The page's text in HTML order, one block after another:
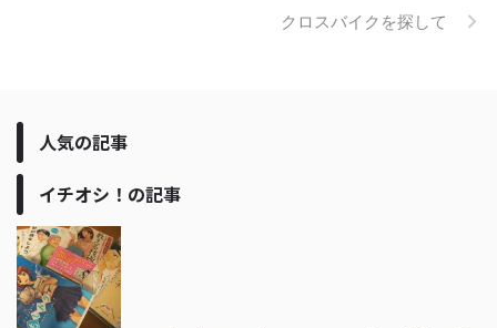
クロスバイクを探して
人気の記事
イチオシ！の記事